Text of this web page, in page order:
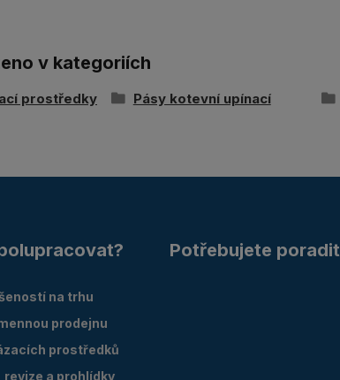
v kategoriích
prostředky Pásy kotevní upínací
na trhu
prodejnu
prostředků
a prohlídky
Potřebujete